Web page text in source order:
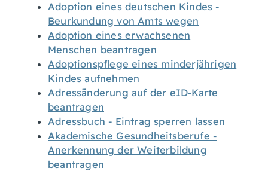
Adoption eines deutschen Kindes -
Beurkundung von Amts wegen
Adoption eines erwachsenen
Menschen beantragen
Adoptionspflege eines minderjährigen
Kindes aufnehmen
Adressänderung auf der eID-Karte
beantragen
Adressbuch - Eintrag sperren lassen
Akademische Gesundheitsberufe -
Anerkennung der Weiterbildung
beantragen